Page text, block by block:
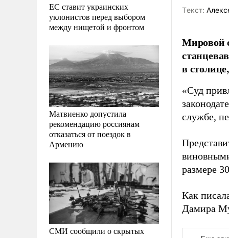
ЕС ставит украинских
уклонистов перед выбором
между нищетой и фронтом
Матвиенко допустила
рекомендацию россиянам
отказаться от поездок в
Армению
СМИ сообщили о скрытых
Tекст:
Мировой
в
«Суд
службе,
размере
Как
Дамира